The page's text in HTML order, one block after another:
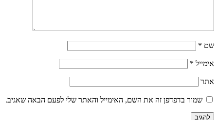
שם *
אימייל *
אתר
שמור בדפדפן זה את השם, האימייל והאתר שלי לפעם הבאה שאגיב.